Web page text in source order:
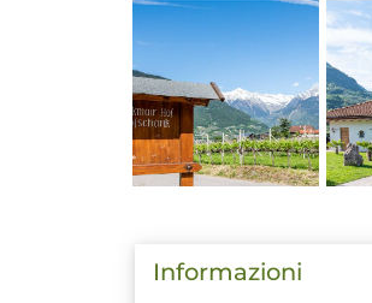
Informazioni